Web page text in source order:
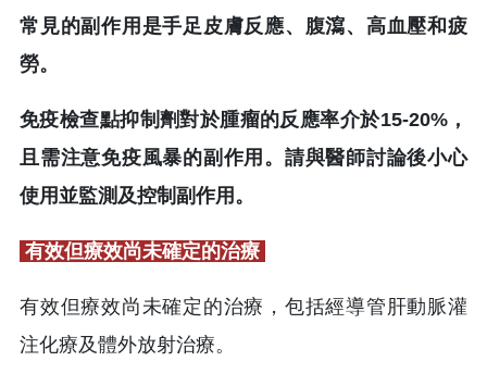
常見的副作用是手足皮膚反應、腹瀉、高血壓和疲
勞。
免疫檢查點抑制劑對於腫瘤的反應率介於15-20%，
且需注意免疫風暴的副作用。請與醫師討論後小心
使用並監測及控制副作用。
有效但療效尚未確定的治療
有效但療效尚未確定的治療，包括經導管肝動脈灌
注化療及體外放射治療。